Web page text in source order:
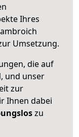
Ihres
Umsetzung.
die auf
und unser
zur
Ihnen dabei
zu